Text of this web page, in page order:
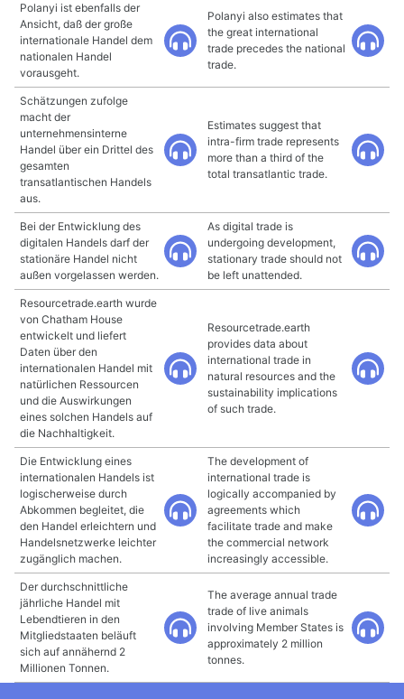
Polanyi ist ebenfalls der
Ansicht, daß der große
internationale Handel dem
nationalen Handel
vorausgeht.
Polanyi also estimates that
the great international
trade precedes the national
trade.
Schätzungen zufolge
macht der
unternehmensinterne
Handel über ein Drittel des
gesamten
transatlantischen Handels
aus.
Estimates suggest that
intra-firm trade represents
more than a third of the
total transatlantic trade.
Bei der Entwicklung des
digitalen Handels darf der
stationäre Handel nicht
außen vorgelassen werden.
As digital trade is
undergoing development,
stationary trade should not
be left unattended.
Resourcetrade.earth wurde
von Chatham House
entwickelt und liefert
Daten über den
internationalen Handel mit
natürlichen Ressourcen
und die Auswirkungen
eines solchen Handels auf
die Nachhaltigkeit.
Resourcetrade.earth
provides data about
international trade in
natural resources and the
sustainability implications
of such trade.
Die Entwicklung eines
internationalen Handels ist
logischerweise durch
Abkommen begleitet, die
den Handel erleichtern und
Handelsnetzwerke leichter
zugänglich machen.
The development of
international trade is
logically accompanied by
agreements which
facilitate trade and make
the commercial network
increasingly accessible.
Der durchschnittliche
jährliche Handel mit
Lebendtieren in den
Mitgliedstaaten beläuft
sich auf annähernd 2
Millionen Tonnen.
The average annual trade
trade of live animals
involving Member States is
approximately 2 million
tonnes.